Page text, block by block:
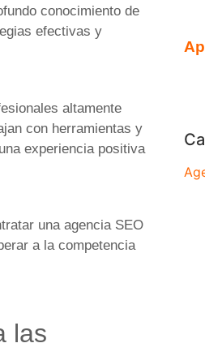
conocimiento de
efectivas y
altamente
con herramientas y
experiencia positiva
una agencia SEO
a la competencia
las